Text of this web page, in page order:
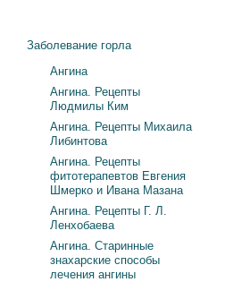
Заболевание горла
Ангина
Ангина. Рецепты
Людмилы Ким
Ангина. Рецепты Михаила
Либинтова
Ангина. Рецепты
фитотерапевтов Евгения
Шмерко и Ивана Мазана
Ангина. Рецепты Г. Л.
Ленхобаева
Ангина. Старинные
знахарские способы
лечения ангины